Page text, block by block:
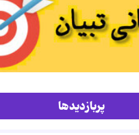
پربازدیدها